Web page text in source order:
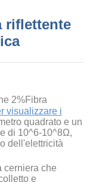
riflettente
2%Fibra
visualizzare i
quadrato e un
di 10^6-10^8Ω,
dell'elettricità
cerniera che
e